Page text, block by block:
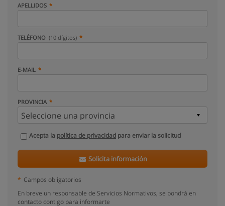
APELLIDOS
TELÉFONO (10 dígitos)
E-MAIL
PROVINCIA
Acepta la política de privacidad para enviar la solicitud
Solicita información
* Campos obligatorios
En breve un responsable de Servicios Normativos, se pondrá en
contacto contigo para informarte